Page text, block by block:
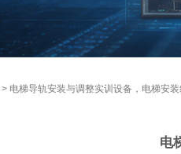
> 电梯导轨安装与调整实训设备，电梯安
电